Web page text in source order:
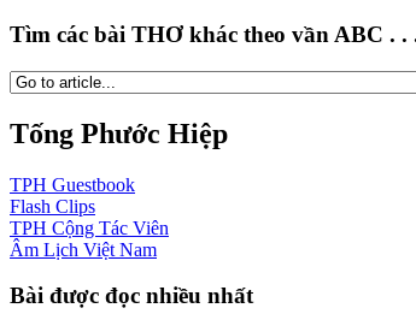
Tìm các bài THƠ khác theo vần ABC . .
Tống Phước Hiệp
TPH Guestbook
Flash Clips
TPH Cộng Tác Viên
Âm Lịch Việt Nam
Bài được đọc nhiều nhất